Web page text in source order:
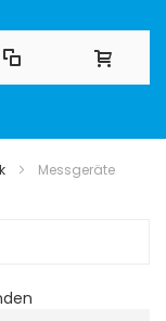
Messgeräte